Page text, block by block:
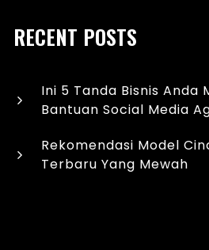
RECENT POSTS
Ini 5 Tanda Bisnis Anda
Bantuan Social Media
Rekomendasi Model
Terbaru Yang Mewah